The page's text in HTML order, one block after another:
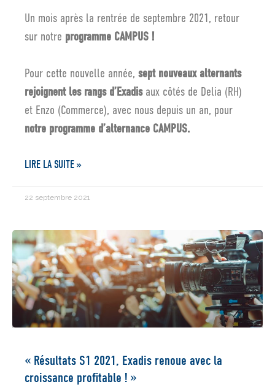
Un mois après la rentrée de septembre 2021, retour
sur notre programme CAMPUS !
Pour cette nouvelle année, sept nouveaux alternants
rejoignent les rangs d’Exadis aux côtés de Delia (RH)
et Enzo (Commerce), avec nous depuis un an, pour
notre programme d’alternance CAMPUS.
LIRE LA SUITE »
22 septembre 2021
« Résultats S1 2021, Exadis renoue avec la
croissance profitable ! »